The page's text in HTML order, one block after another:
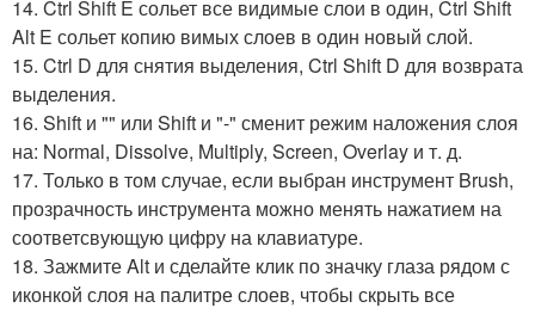
14. Ctrl Shift E сольет все видимые слои в один, Ctrl Shift
Alt E сольет копию вимых слоев в один новый слой.
15. Ctrl D для снятия выделения, Ctrl Shift D для возврата
выделения.
16. Shift и "" или Shift и "-" сменит режим наложения слоя
на: Normal, Dissolve, Multiply, Screen, Overlay и т. д.
17. Только в том случае, если выбран инструмент Brush,
прозрачность инструмента можно менять нажатием на
соответсвующую цифру на клавиатуре.
18. Зажмите Alt и сделайте клик по значку глаза рядом с
иконкой слоя на палитре слоев, чтобы скрыть все